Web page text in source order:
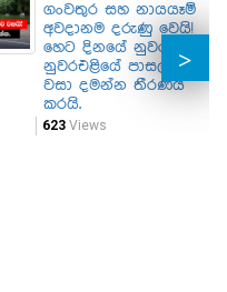
ගංවතුර සහ නායයෑම්
අවදානම දරුණු වෙයි!
හෙට දිනයේ නුවර සහ
නුවරඑළියේ පාසල්
වසා දමන්න තීරණය
කරයි.
623 Views